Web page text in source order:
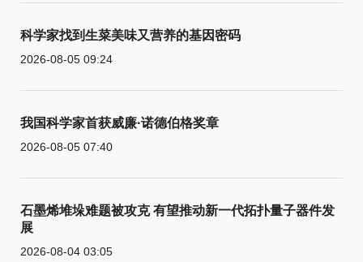
科学家找到生菜美味又营养的基因密码
2026-08-05 09:24
我国科学家首获威廉·诺德伯格奖章
2026-08-05 07:40
石墨烯堆垛难题被攻克 有望推动新一代拓扑量子器件发
展
2026-08-04 03:05